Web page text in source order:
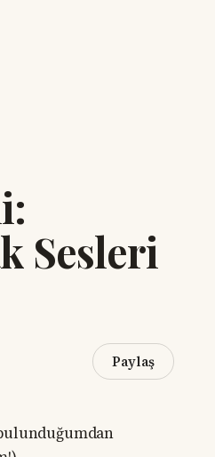
Sesleri
Paylaş